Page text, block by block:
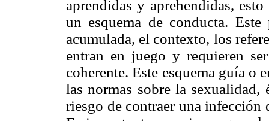
aprendidas y aprehendidas,
un esquema de conducta.
acumulada, el contexto, los
entran en juego y requieren
coherente. Este esquema guía o
las normas sobre la sexualidad,
riesgo de contraer una